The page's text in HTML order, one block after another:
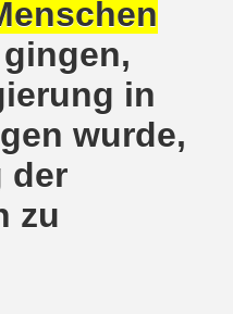
in
wurde,
der
zu
Zeiten!
am 09.03.2020:
Pandemie
an Folgen von
Oettler aus Halle an